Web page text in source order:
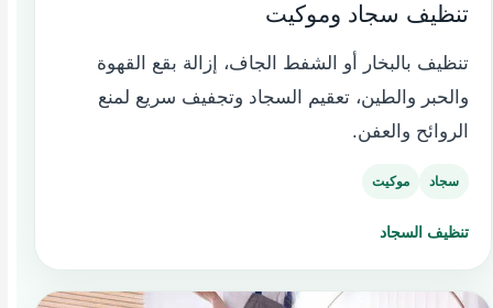
تنظيف سجاد وموكيت
تنظيف بالبخار أو الشفط الجاف، إزالة بقع القهوة
والحبر والطين، تعقيم السجاد وتجفيف سريع لمنع
الروائح والعفن.
سجاد موكيت
تنظيف السجاد